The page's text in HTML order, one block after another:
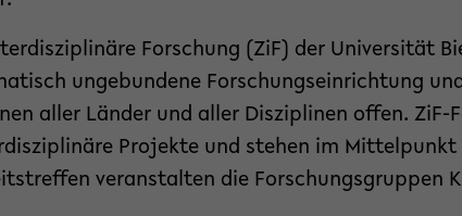
Forschung (ZiF) der Universität
ungebundene Forschungseinrichtung
aller Länder und aller Disziplinen offen. ZiF-
Projekte und stehen im Mittelpunkt
veranstalten die Forschungsgruppen